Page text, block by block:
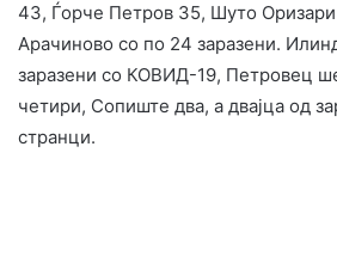
43, Ѓорче Петров 35, Шуто
Арачиново со по 24 заразени.
заразени со КОВИД-19, Петровец
четири, Сопиште два, а двајца од
странци.